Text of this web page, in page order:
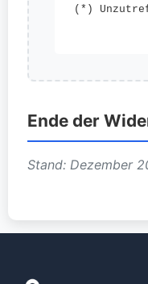
(*)
Ende der
Stand: Dezember